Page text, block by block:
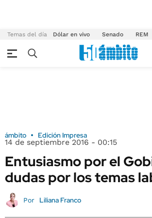
Temas del día Dólar en vivo Senado REM
ámbito Edición Impresa
14 de septiembre 2016 - 00:15
Entusiasmo por el
dudas por los temas
Por Liliana Franco